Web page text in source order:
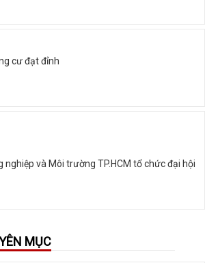
cư đạt đỉnh
nghiệp và Môi trường TP.HCM tổ chức đại hội
MỤC